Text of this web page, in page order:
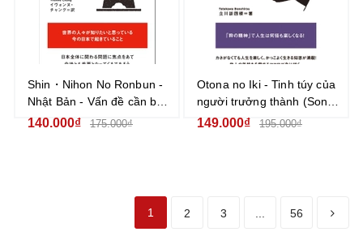
Shin・Nihon No Ronbun -
Nhật Bản - Vấn đề cần bàn
luận (Song ngữ Nhật -
140.000₫ 175.000₫
Otona no Iki - Tinh túy của
người trưởng thành (Song
ngữ Nhật - Anh)
149.000₫ 195.000₫
1 2 3 ... 56